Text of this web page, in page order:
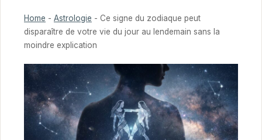
Home - Astrologie - Ce signe du zodiaque peut
disparaître de votre vie du jour au lendemain sans la
moindre explication